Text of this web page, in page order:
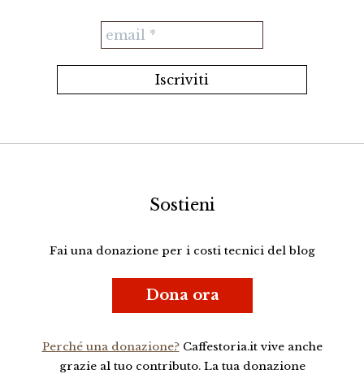
Sostieni
Fai una donazione per i costi tecnici del blog
Dona ora
Perché una donazione?Caffestoria.it vive anche
grazie al tuo contributo. La tua donazione